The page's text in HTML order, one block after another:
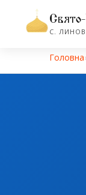
С.
Головна›